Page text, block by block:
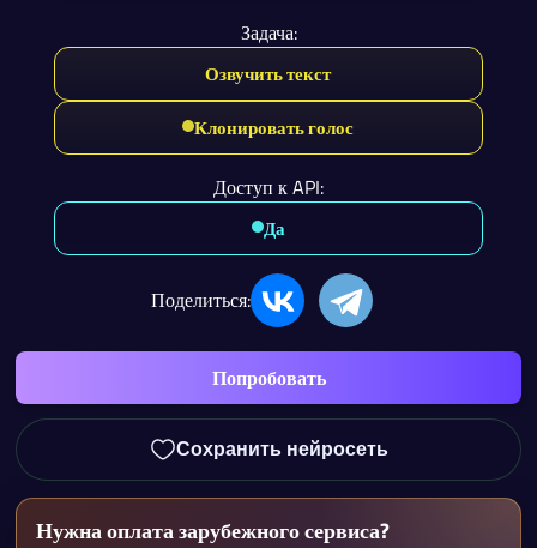
Задача:
Озвучить текст
Клонировать голос
Доступ к API:
Да
Поделиться:
Попробовать
Сохранить нейросеть
Нужна оплата зарубежного сервиса?